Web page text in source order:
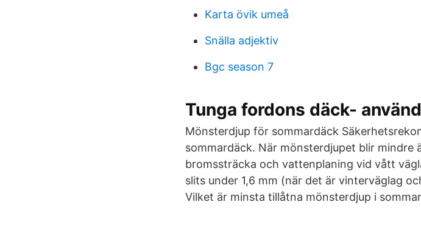
Karta övik umeå
Snälla adjektiv
Bgc season 7
Tunga fordons däck-
Mönsterdjup för sommardäck
sommardäck. När mönsterdjupet blir
bromssträcka och vattenplaning vid vått
slits under 1,6 mm (när det är vinterväglag
Vilket är minsta tillåtna mönsterdjup i